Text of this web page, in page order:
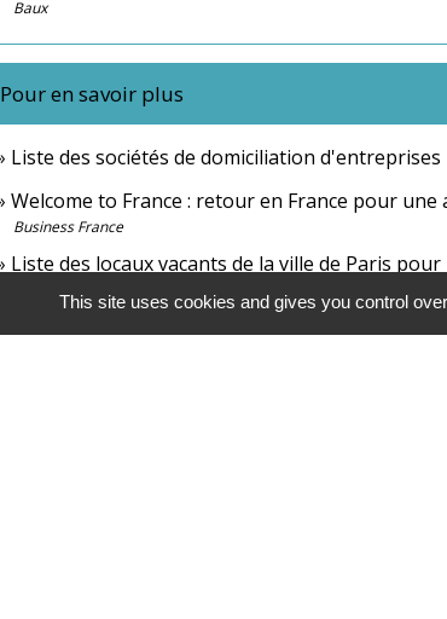
Baux
Pour en savoir plus
Liste des sociétés de domiciliation d'entreprises
Welcome to France : retour en France pour
Business France
Liste des locaux vacants de la ville de Paris
This site uses cookies and gives you control